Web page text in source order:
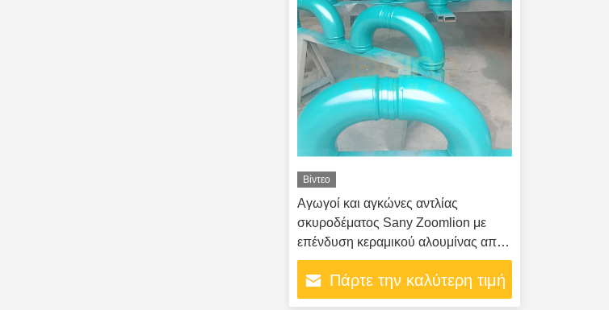
Βίντεο
Αγωγοί και αγκώνες αντλίας
σκυροδέματος Sany Zoomlion με
επένδυση κεραμικού αλουμίνας από
χάλυβα χαμηλού άνθρακα υψηλής
αντοχήςΠάρτε την καλύτερη τιμή